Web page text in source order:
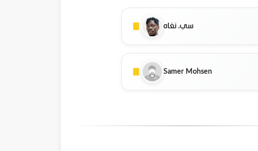
سي. نغاه
Samer Mohsen